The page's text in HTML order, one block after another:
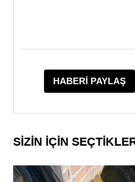
HABERİ PAYLAŞ
SİZİN İÇİN